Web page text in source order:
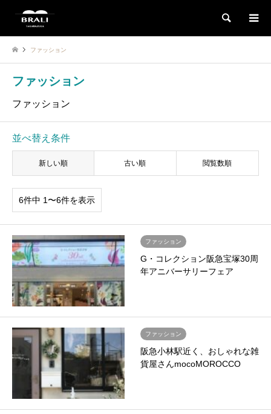
検索
ファッション
ファッション
ファッション
並べ替え条件
新しい順 古い順 閲覧数順
6件中 1〜6件を表示
ファッション
G・コレクション阪急宝塚30周
年アニバーサリーフェア
ファッション
阪急小林駅近く、おしゃれな雑
貨屋さんmocoMOROCCO